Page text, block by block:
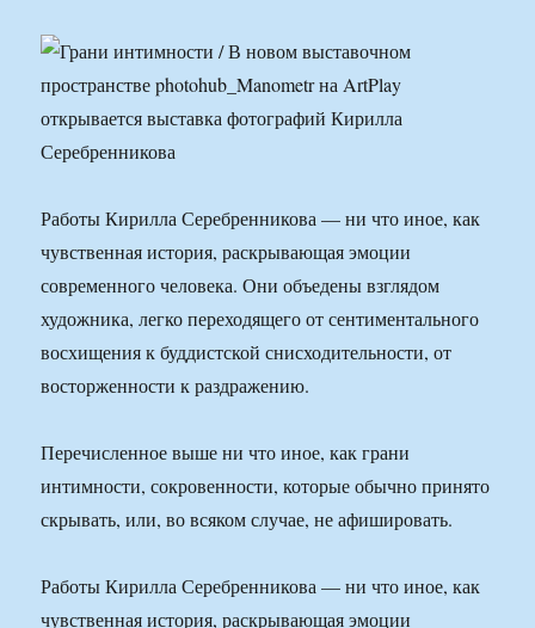
Работы Кирилла Серебренникова — ни что иное, как
чувственная история, раскрывающая эмоции
современного человека. Они объедены взглядом
художника, легко переходящего от сентиментального
восхищения к буддистской снисходительности, от
восторженности к раздражению.
Перечисленное выше ни что иное, как грани
интимности, сокровенности, которые обычно принято
скрывать, или, во всяком случае, не афишировать.
Работы Кирилла Серебренникова — ни что иное, как
чувственная история, раскрывающая эмоции